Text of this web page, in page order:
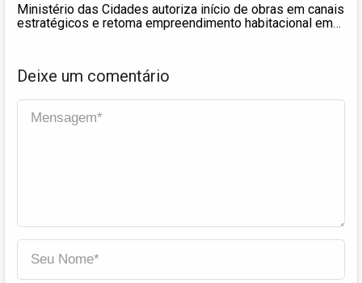
Ministério das Cidades autoriza início de obras em canais
estratégicos e retoma empreendimento habitacional em
Deixe um comentário